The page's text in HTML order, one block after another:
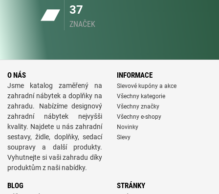
37
ZNAČEK
O NÁS
Jsme katalog zaměřený na
zahradní nábytek a doplňky na
zahradu. Nabízíme designový
zahradní nábytek nejvyšši
kvality. Najdete u nás zahradní
sestavy, židle, doplňky, sedací
soupravy a další produkty.
Vyhutnejte si vaši zahradu díky
produktům z naši nabídky.
INFORMACE
Slevové kupóny a akce
Všechny kategorie
Všechny značky
Všechny e-shopy
Novinky
Slevy
BLOG STRÁNKY